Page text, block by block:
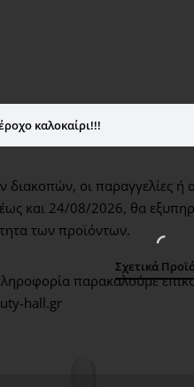
καλοκαίρι!!!
διακοπών, οι παραγγελίες
και 24/08/2026, θα
των προϊόντων.
παρακαλούμε
hall.gr
Σχετικά